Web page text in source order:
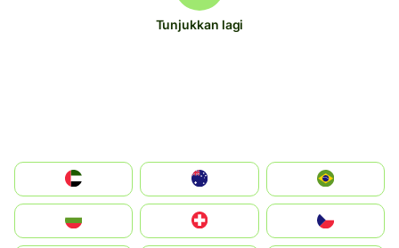
Tunjukkan lagi
الإمارات العربية المتحدة
Switzerland